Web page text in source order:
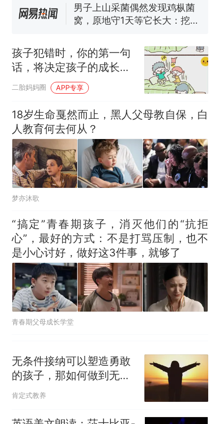
140多朵
美国渔民钓获鲨鱼徒手将其拽
回大海 目击者直呼震惊 （视频
官方通报
热
那个在床头放菜刀的女孩，
因老师一句“跟我回家”改写了
人生
孩子犯错时，你的第一句
话，将决定孩子的成长方
向
二胎妈妈圈 APP专享
18岁生命戛然而止，黑人父母教自保，白
人教育何去何从？
梦亦沐歌
“搞定”青春期孩子，消灭他们的“抗拒
心”，最好的方式：不是打骂压制，也不
是小心讨好，做好这3件事，就够了
青春期父母成长学堂
无条件接纳可以塑造勇敢
的孩子，那如何做到无条
件接纳呢？
肯定式教养